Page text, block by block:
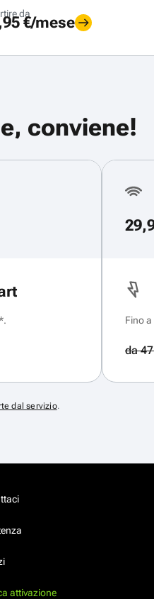
da€/mese
conviene!
Fino
da
dal servizio.
attivazione